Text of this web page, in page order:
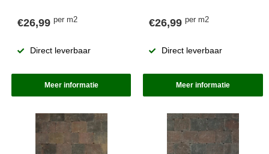
€26,99 per m2
Direct leverbaar
Meer informatie
€26,99per m2
Direct leverbaar
Meer informatie